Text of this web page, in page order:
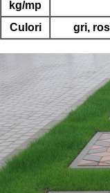
kg/mp
Culori
gri,